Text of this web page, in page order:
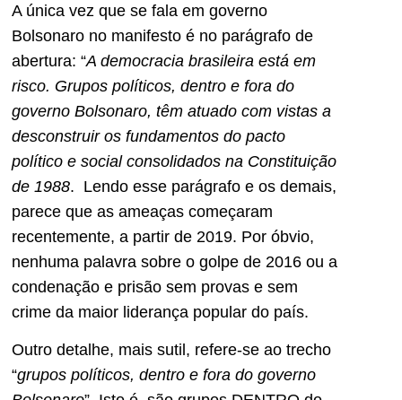
A única vez que se fala em governo
Bolsonaro no manifesto é no parágrafo de
abertura: “A democracia brasileira está em
risco. Grupos políticos, dentro e fora do
governo Bolsonaro, têm atuado com vistas a
desconstruir os fundamentos do pacto
político e social consolidados na Constituição
de 1988. Lendo esse parágrafo e os demais,
parece que as ameaças começaram
recentemente, a partir de 2019. Por óbvio,
nenhuma palavra sobre o golpe de 2016 ou a
condenação e prisão sem provas e sem
crime da maior liderança popular do país.
Outro detalhe, mais sutil, refere-se ao trecho
“grupos políticos, dentro e fora do governo